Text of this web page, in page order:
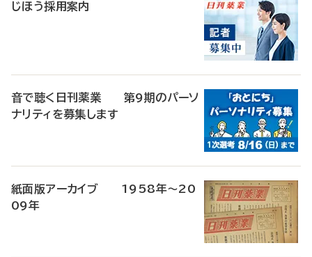
じほう採用案内
音で聴く日刊薬業 第9期のパーソ
ナリティを募集します
紙面版アーカイブ 1958年～20
09年